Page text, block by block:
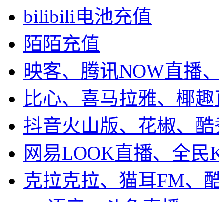
bilibili电池充值
陌陌充值
映客、腾讯NOW直播
比心、喜马拉雅、椰
抖音火山版、花椒、
网易LOOK直播、全民
克拉克拉、猫耳FM、